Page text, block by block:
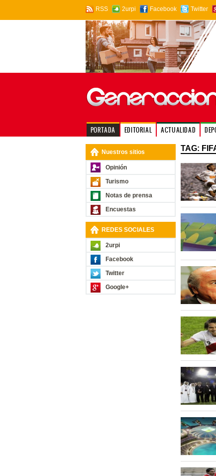
RSS 2urpi Facebook Twitter
PORTADA EDITORIAL ACTUALIDAD
Nuestros sitios
Opinión
Turismo
Notas de prensa
Encuestas
REDES SOCIALES
2urpi
Facebook
Twitter
Google+
TAG: